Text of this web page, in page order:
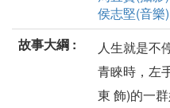
侯志堅(音樂)
故事大綱 :
人生就是不
青睞時，左
東 飾)的一